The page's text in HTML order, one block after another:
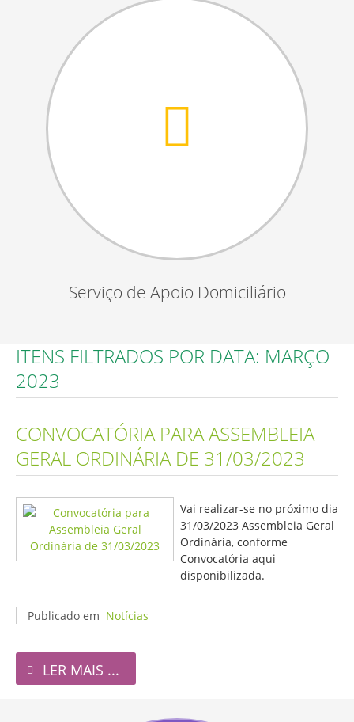
Serviço de Apoio Domiciliário
ITENS FILTRADOS POR DATA: MARÇO
2023
CONVOCATÓRIA PARA ASSEMBLEIA
GERAL ORDINÁRIA DE 31/03/2023
Vai realizar-se no próximo dia
31/03/2023 Assembleia Geral
Ordinária, conforme
Convocatória aqui
disponibilizada.
Publicado em Notícias
LER MAIS ...